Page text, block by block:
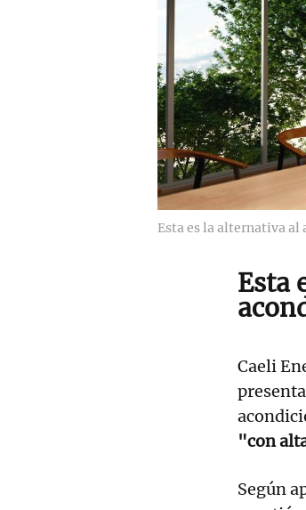
Esta es la alternativa al
Esta
Caeli
"con
Según